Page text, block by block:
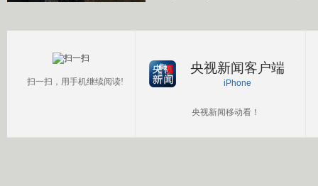
扫一扫，用手机继续阅读!
央视新闻客户端
iPhone
央视新闻移动看！